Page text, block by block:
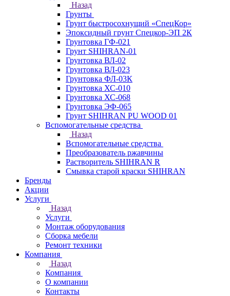
Назад
Грунты
Грунт быстросохнущий «СпецКор»
Эпоксидный грунт Спецкор-ЭП 2К
Грунтовка ГФ-021
Грунт SHIHRAN-01
Грунтовка ВЛ-02
Грунтовка ВЛ-023
Грунтовка ФЛ-03К
Грунтовка ХС-010
Грунтовка ХС-068
Грунтовка ЭФ-065
Грунт SHIHRAN PU WOOD 01
Вспомогательные средства
Назад
Вспомогательные средства
Преобразователь ржавчины
Растворитель SHIHRAN R
Смывка старой краски SHIHRAN
Бренды
Акции
Услуги
Назад
Услуги
Монтаж оборудования
Сборка мебели
Ремонт техники
Компания
Назад
Компания
О компании
Контакты